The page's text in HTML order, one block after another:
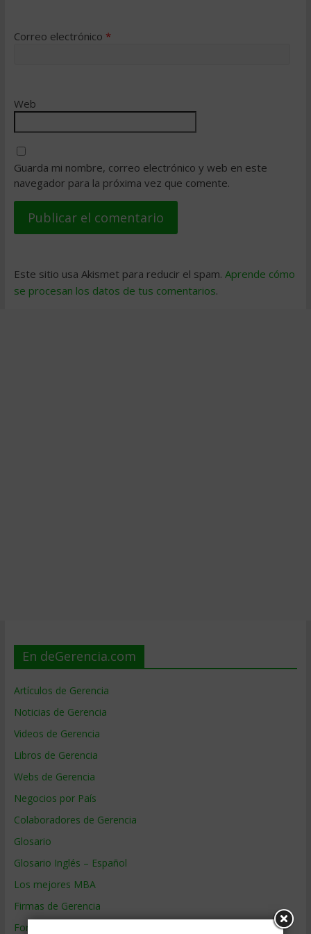
Correo electrónico *
Web
Guarda mi nombre, correo electrónico y web en este
navegador para la próxima vez que comente.
Este sitio usa Akismet para reducir el spam. Aprende cómo
se procesan los datos de tus comentarios.
En deGerencia.com
Artículos de Gerencia
Noticias de Gerencia
Videos de Gerencia
Libros de Gerencia
Webs de Gerencia
Negocios por País
Colaboradores de Gerencia
Glosario
Glosario Inglés – Español
Los mejores MBA
Firmas de Gerencia
Formación de Gerencia